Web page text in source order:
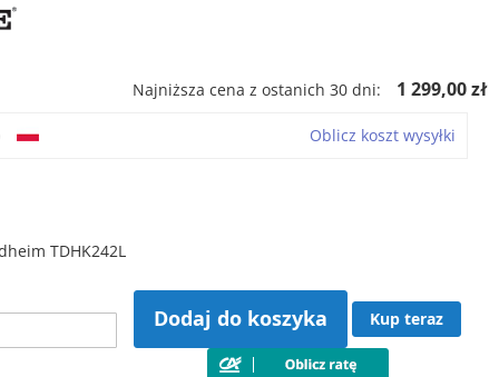
Najniższa cena z ostanich 30 dni: 1 299,00 zł
Oblicz koszt wysyłki
TDHK242L
Dodaj do koszyka Kup teraz